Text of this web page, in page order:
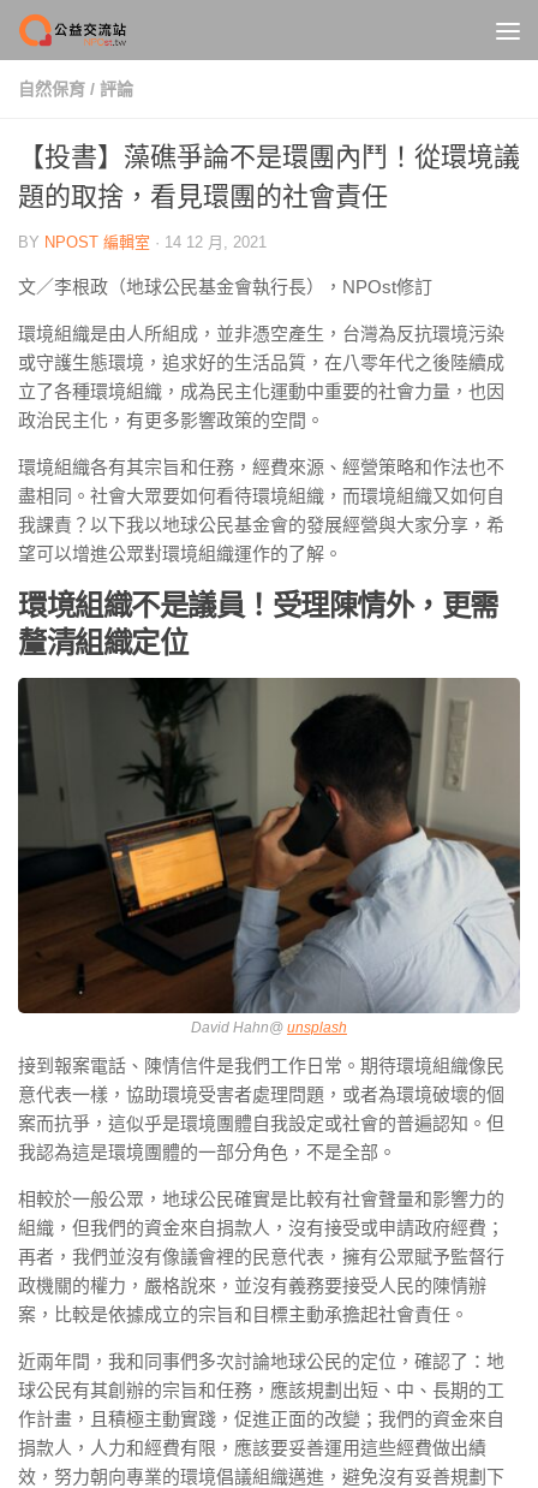
Skip to content
自然保育 / 評論
【投書】藻礁爭論不是環團內鬥！從環境議
題的取捨，看見環團的社會責任
BY NPOST 編輯室 · 14 12 月, 2021
文／李根政（地球公⺠基⾦會執⾏長），NPOst修訂
環境組織是由⼈所組成，並非憑空產⽣，台灣為反抗環境污染
或守護⽣態環境，追求好的⽣活品質，在八零年代之後陸續成
立了各種環境組織，成為⺠主化運動中重要的社會⼒量，也因
政治⺠主化，有更多影響政策的空間。
環境組織各有其宗旨和任務，經費來源、經營策略和作法也不
盡相同。社會⼤眾要如何看待環境組織，⽽環境組織⼜如何⾃
我課責？以下我以地球公⺠基⾦會的發展經營與⼤家分享，希
望可以增進公眾對環境組織運作的了解。
環境組織不是議員！受理陳情外，更需
釐清組織定位
David Hahn@ unsplash
接到報案電話、陳情信件是我們⼯作⽇常。期待環境組織像⺠
意代表⼀樣，協助環境受害者處理問題，或者為環境破壞的個
案⽽抗爭，這似乎是環境團體⾃我設定或社會的普遍認知。但
我認為這是環境團體的⼀部分⾓⾊，不是全部。
相較於⼀般公眾，地球公⺠確實是比較有社會聲量和影響⼒的
組織，但我們的資⾦來⾃捐款⼈，沒有接受或申請政府經費；
再者，我們並沒有像議會裡的⺠意代表，擁有公眾賦予監督⾏
政機關的權⼒，嚴格說來，並沒有義務要接受⼈⺠的陳情辦
案，比較是依據成立的宗旨和⽬標主動承擔起社會責任。
近兩年間，我和同事們多次討論地球公⺠的定位，確認了：地
球公⺠有其創辦的宗旨和任務，應該規劃出短、中、長期的⼯
作計畫，且積極主動實踐，促進正⾯的改變；我們的資⾦來⾃
捐款⼈，⼈⼒和經費有限，應該要妥善運⽤這些經費做出績
效，努⼒朝向專業的環境倡議組織邁進，避免沒有妥善規劃下